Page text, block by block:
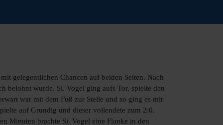
gelegentlichen Chancen auf beiden Seiten. Nach
belohnt wurde. Si. Vogel ging aufs Tor, spielte den
war mit dem Fuß zur Stelle und so ging es mit
auf Grundig und dieser vollendete zum 2:0.
Minuten brachte Si. Vogel eine Flanke in den